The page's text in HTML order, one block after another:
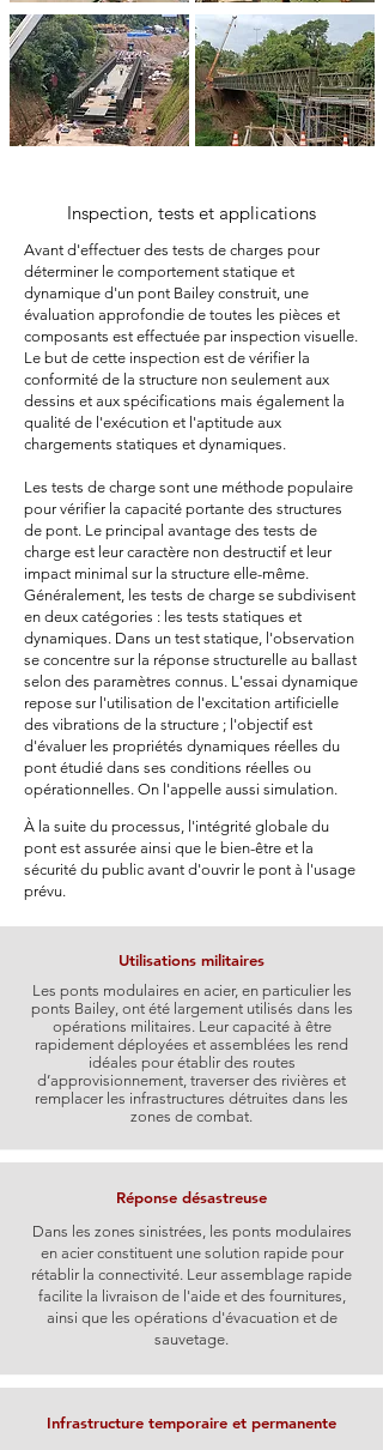
Inspection, tests et applications
Avant d'effectuer des tests de charges pour
déterminer le comportement statique et
dynamique d'un pont Bailey construit, une
évaluation approfondie de toutes les pièces et
composants est effectuée par inspection visuelle.
Le but de cette inspection est de vérifier la
conformité de la structure non seulement aux
dessins et aux spécifications mais également la
qualité de l'exécution et l'aptitude aux
chargements statiques et dynamiques.
Les tests de charge sont une méthode populaire
pour vérifier la capacité portante des structures
de pont. Le principal avantage des tests de
charge est leur caractère non destructif et leur
impact minimal sur la structure elle-même.
Généralement, les tests de charge se subdivisent
en deux catégories : les tests statiques et
dynamiques. Dans un test statique, l'observation
se concentre sur la réponse structurelle au ballast
selon des paramètres connus. L'essai dynamique
repose sur l'utilisation de l'excitation artificielle
des vibrations de la structure ; l'objectif est
d'évaluer les propriétés dynamiques réelles du
pont étudié dans ses conditions réelles ou
opérationnelles. On l'appelle aussi simulation.
À la suite du processus, l'intégrité globale du
pont est assurée ainsi que le bien-être et la
sécurité du public avant d'ouvrir le pont à l'usage
prévu.
Utilisations militaires
Les ponts modulaires en acier, en particulier les
ponts Bailey, ont été largement utilisés dans les
opérations militaires. Leur capacité à être
rapidement déployées et assemblées les rend
idéales pour établir des routes
d’approvisionnement, traverser des rivières et
remplacer les infrastructures détruites dans les
zones de combat.
Réponse désastreuse
Dans les zones sinistrées, les ponts modulaires
en acier constituent une solution rapide pour
rétablir la connectivité. Leur assemblage rapide
facilite la livraison de l'aide et des fournitures,
ainsi que les opérations d'évacuation et de
sauvetage.
Infrastructure temporaire et permanente